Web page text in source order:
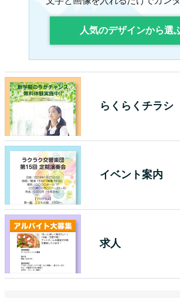
人気のデザインから選
らくらくチラシ
イベント案内
求人